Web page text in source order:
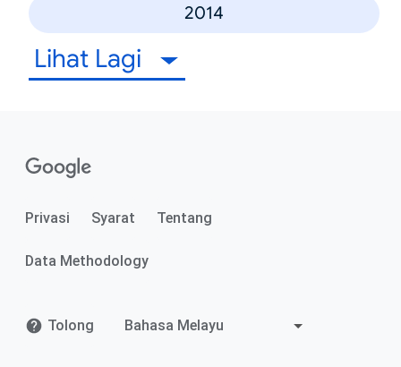
2014
Lihat Lagi
Privasi Syarat Tentang
Data Methodology
Tolong